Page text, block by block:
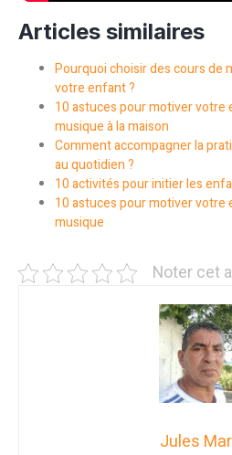
Articles similaires
Pourquoi choisir des cours de
votre enfant ?
10 astuces pour motiver votre
musique à la maison
Comment accompagner la
au quotidien ?
10 activités pour initier les
10 astuces pour motiver votre
musique
Noter cet
Jules